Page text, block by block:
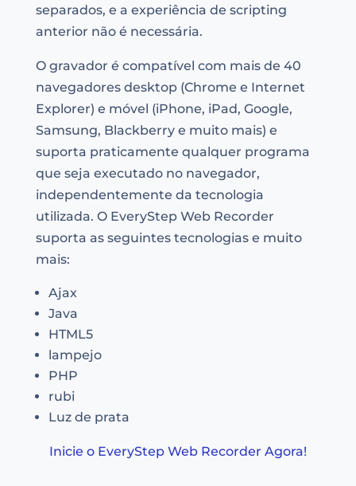
separados, e a experiência de scripting
anterior não é necessária.
O gravador é compatível com mais de 40
navegadores desktop (Chrome e Internet
Explorer) e móvel (iPhone, iPad, Google,
Samsung, Blackberry e muito mais) e
suporta praticamente qualquer programa
que seja executado no navegador,
independentemente da tecnologia
utilizada. O EveryStep Web Recorder
suporta as seguintes tecnologias e muito
mais:
Ajax
Java
HTML5
lampejo
PHP
rubi
Luz de prata
Inicie o EveryStep Web Recorder Agora!